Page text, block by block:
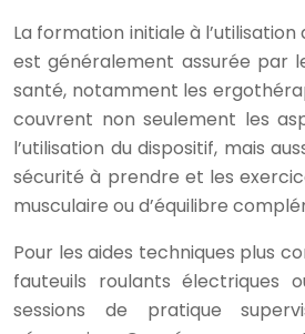
La formation initiale à
est généralement assurée par
santé, notamment les
couvrent non seulement les
l’utilisation du dispositif, mais
sécurité à prendre et les
musculaire ou d’équilibre
Pour les aides techniques plus
fauteuils roulants électriques
sessions de pratique